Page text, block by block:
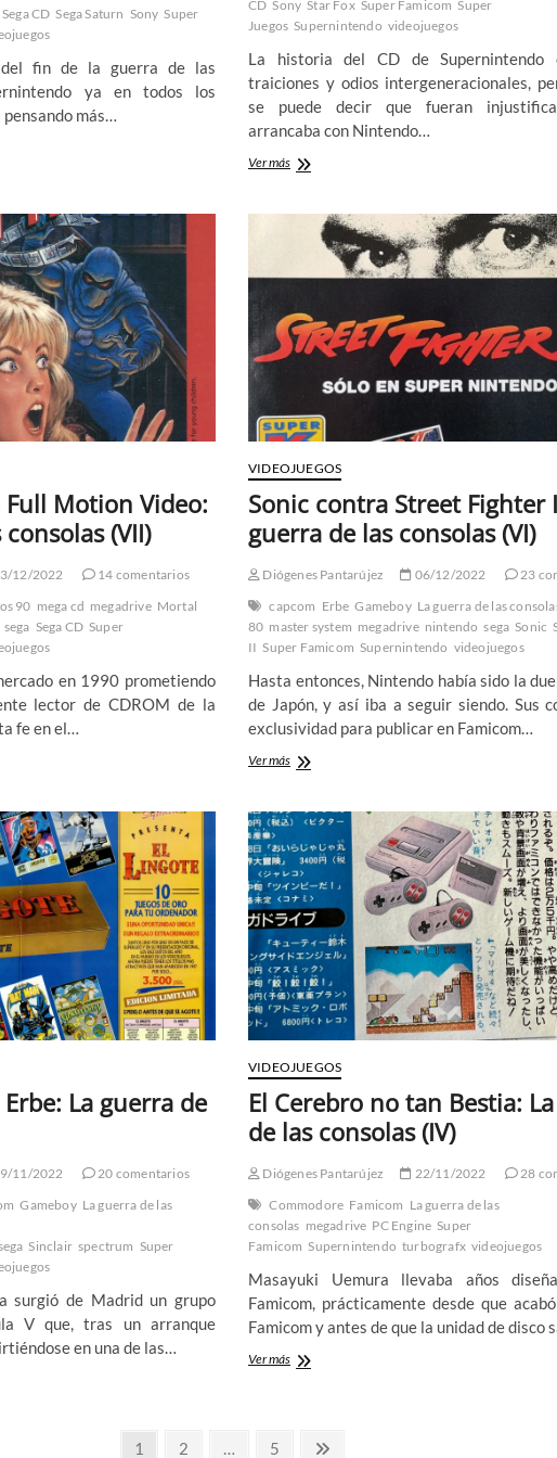
Sega CD Sega Saturn Sony Super
fin de la guerra de las
ya en todos los
más…
CD Sony Star Fox Super Famicom Super
Juegos Supernintendo videojuegos
La historia del CD de Supernintendo
traiciones y odios intergeneracionales,
se puede decir que fueran
arrancaba con Nintendo…
Ver másLa
La
guerra
las
(VIII)
Motion Video:
(VII)
12/2022
14 comentarios
90 mega cd megadrive Mortal
sega Sega CD Super
en 1990 prometiendo
lector de CDROM de la
fe en el…
VIDEOJUEGOS
Sonic contra Street Fighter
guerra de las consolas (VI)
Diógenes Pantarújez 06/12/2022
23
capcom Erbe Gameboy La guerra de las
80 master system megadrive nintendo sega Sonic
II Super Famicom Supernintendo videojuegos
Hasta entonces, Nintendo había sido la
de Japón, y así iba a seguir siendo. Sus
exclusividad para publicar en Famicom…
Ver másSonic
Fighter
La
guerra
de
las
consolas
(VI)
La guerra de
11/2022
20 comentarios
Gameboy La guerra de las
Sinclair spectrum Super
surgió de Madrid un grupo
V que, tras un arranque
en una de las…
VIDEOJUEGOS
El Cerebro no tan Bestia:
de las consolas (IV)
Diógenes Pantarújez 22/11/2022
28
Commodore Famicom La guerra de las
consolas megadrive PC Engine Super
Famicom Supernintendo turbografx videojuegos
Masayuki Uemura llevaba años
Famicom, prácticamente desde que
Famicom y antes de que la unidad de disco
Ver másEl
Página
1 Página
2 … Página
5 Página